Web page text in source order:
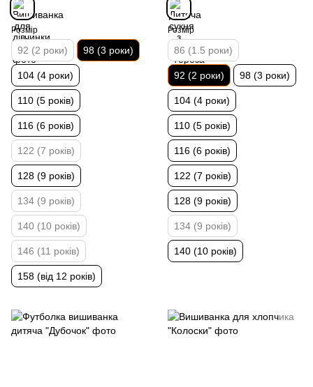
Розмір
92 (2 роки) 98 (3 роки)
104 (4 роки)
110 (5 років)
116 (6 років)
122 (7 років)
128 (9 років)
134 (9 років)
140 (10 років)
146 (11 років)
158 (від 12 років)
Розмір
86 (1.5 роки)
92 (2 роки) 98 (3 роки)
104 (4 роки)
110 (5 років)
116 (6 років)
122 (7 років)
128 (9 років)
134 (9 років)
140 (10 років)